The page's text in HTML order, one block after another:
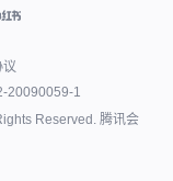
议
20090059-1
Reserved. 腾讯会